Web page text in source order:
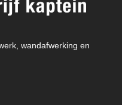
wandafwerking en